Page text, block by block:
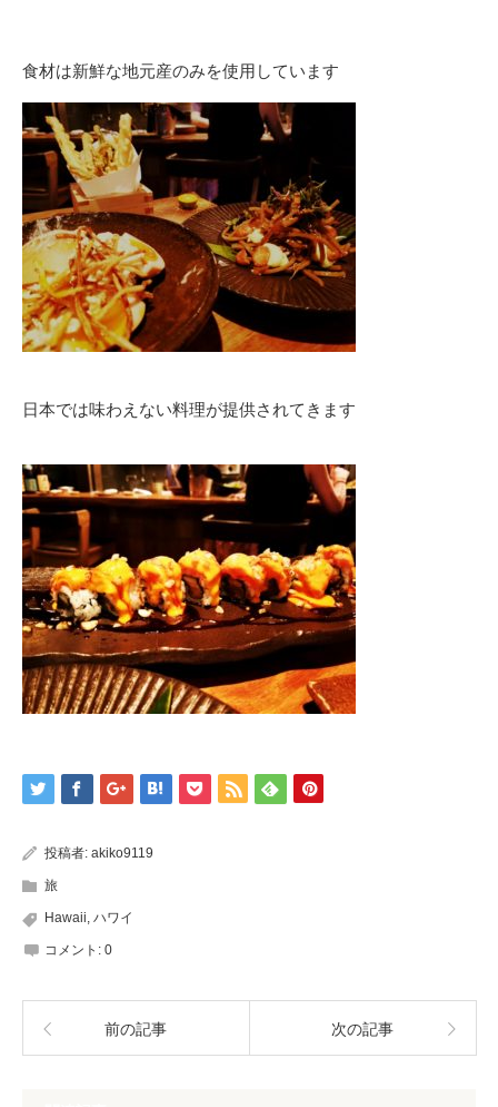
食材は新鮮な地元産のみを使用しています
日本では味わえない料理が提供されてきます
投稿者: akiko9119
旅
Hawaii ハワイ
コメント: 0
前の記事 次の記事